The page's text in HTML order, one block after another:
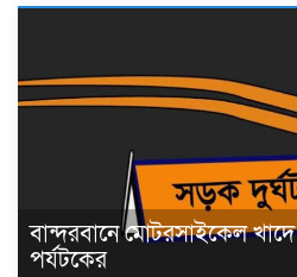
বান্দরবানে মোটরসাইকেল
পর্যটকের